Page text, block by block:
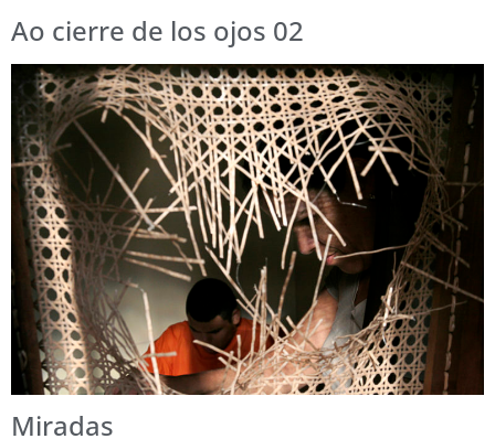
Ao cierre de los ojos 02
Miradas